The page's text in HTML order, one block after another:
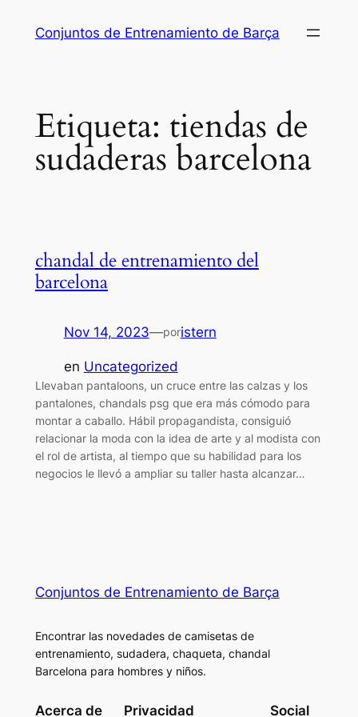
Conjuntos de Entrenamiento de Barça
Etiqueta: tiendas de
sudaderas barcelona
chandal de entrenamiento del
barcelona
Nov 14, 2023—poristern
en Uncategorized
Llevaban pantaloons, un cruce entre las calzas y los
pantalones, chandals psg que era más cómodo para
montar a caballo. Hábil propagandista, consiguió
relacionar la moda con la idea de arte y al modista con
el rol de artista, al tiempo que su habilidad para los
negocios le llevó a ampliar su taller hasta alcanzar…
Conjuntos de Entrenamiento de Barça
Encontrar las novedades de camisetas de
entrenamiento, sudadera, chaqueta, chandal
Barcelona para hombres y niños.
Acerca de Privacidad Social